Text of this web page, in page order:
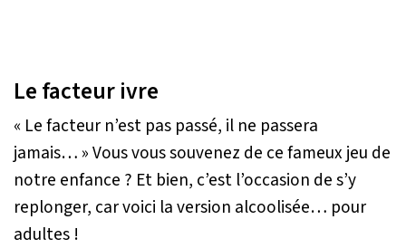
Le facteur ivre
« Le facteur n’est pas passé, il ne passera
jamais… » Vous vous souvenez de ce fameux jeu de
notre enfance ? Et bien, c’est l’occasion de s’y
replonger, car voici la version alcoolisée… pour
adultes !